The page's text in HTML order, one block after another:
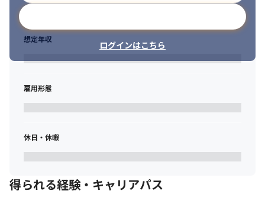
ログインはこちら
想定年収
雇用形態
休日・休暇
得られる経験・キャリアパス